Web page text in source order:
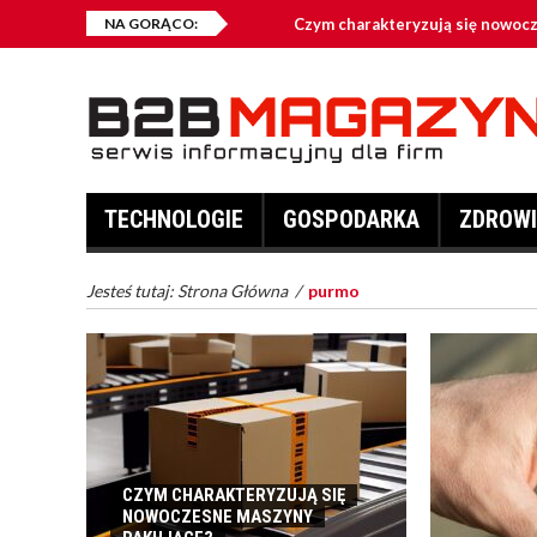
NA GORĄCO: Czym charakteryzują się
Kontenery na złom – kiedy warto
Co zalicza się do odzieży
Fotowoltaika – dlaczego jest
TECHNOLOGIE GOSPODARKA
Jesteś tutaj: Strona Główna / purmo
CZYM CHARAKTERYZUJĄ SIĘ
NOWOCZESNE MASZYNY